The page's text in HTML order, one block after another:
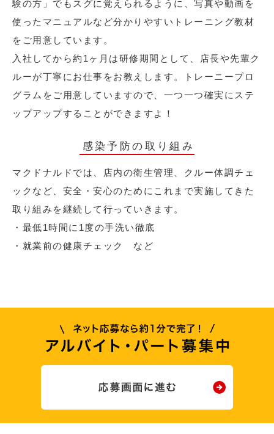
験の方」でもスグに覚えられるように、写真や動画を
使ったマニュアルなど分かりやすいトレーニング教材
をご用意しています。
入社してから約1ヶ月は研修期間として、店長や先輩ク
ルーが丁寧にお仕事をお教えします。トレーニープロ
グラムをご用意していますので、一つ一つ確実にステ
ップアップすることができますよ！
感染予防の取り組み
マクドナルドでは、店内の衛生管理、クルー体調チェ
ックなど、安全・安心のためにこれまで実施してきた
取り組みを継続して行っていきます。
・最低1時間に1度の手洗い徹底
・就業前の健康チェック など